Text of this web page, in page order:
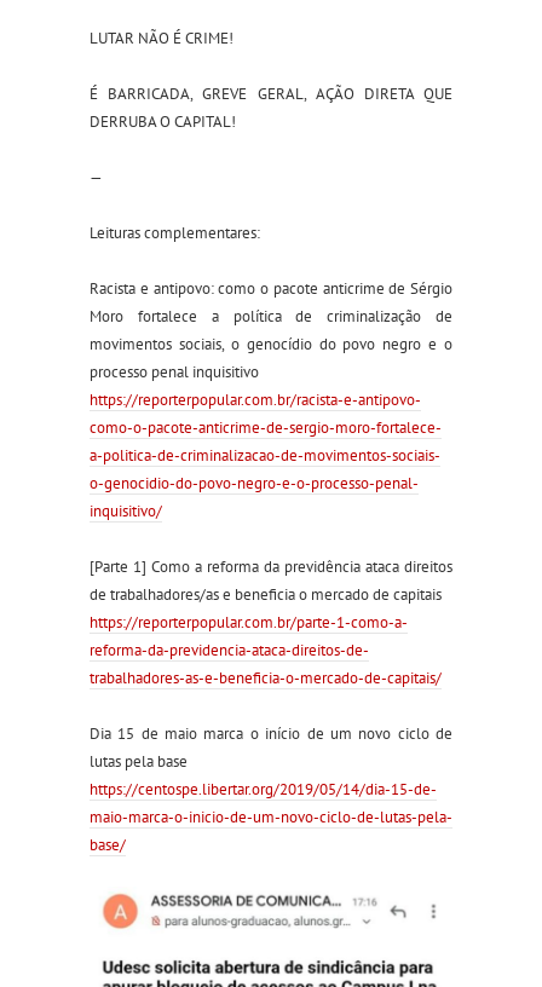
LUTAR NÃO É CRIME!
É BARRICADA, GREVE GERAL, AÇÃO DIRETA QUE
DERRUBA O CAPITAL!
—
Leituras complementares:
Racista e antipovo: como o pacote anticrime de Sérgio
Moro fortalece a política de criminalização de
movimentos sociais, o genocídio do povo negro e o
processo penal inquisitivo
https://reporterpopular.com.br/racista-e-antipovo-
como-o-pacote-anticrime-de-sergio-moro-fortalece-
a-politica-de-criminalizacao-de-movimentos-sociais-
o-genocidio-do-povo-negro-e-o-processo-penal-
inquisitivo/
[Parte 1] Como a reforma da previdência ataca direitos
de trabalhadores/as e beneficia o mercado de capitais
https://reporterpopular.com.br/parte-1-como-a-
reforma-da-previdencia-ataca-direitos-de-
trabalhadores-as-e-beneficia-o-mercado-de-capitais/
Dia 15 de maio marca o início de um novo ciclo de
lutas pela base
https://centospe.libertar.org/2019/05/14/dia-15-de-
maio-marca-o-inicio-de-um-novo-ciclo-de-lutas-pela-
base/